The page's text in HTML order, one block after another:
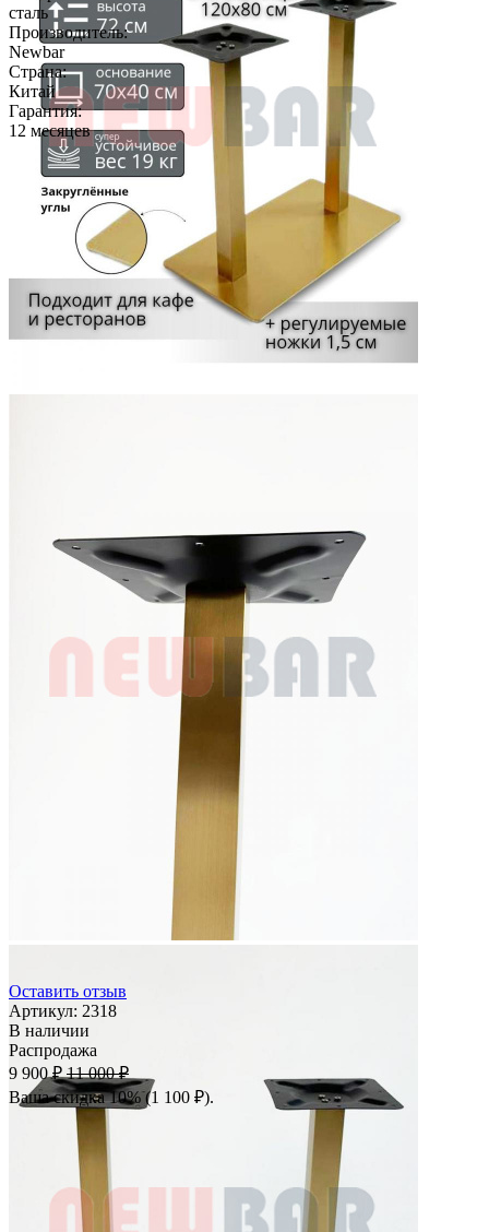
сталь
Производитель:
Newbar
Страна:
Китай
Гарантия:
12 месяцев
Оставить отзыв
Артикул: 2318
В наличии
Распродажа
9 900 ₽ 11 000 ₽
Ваша скидка 10% (1 100 ₽).